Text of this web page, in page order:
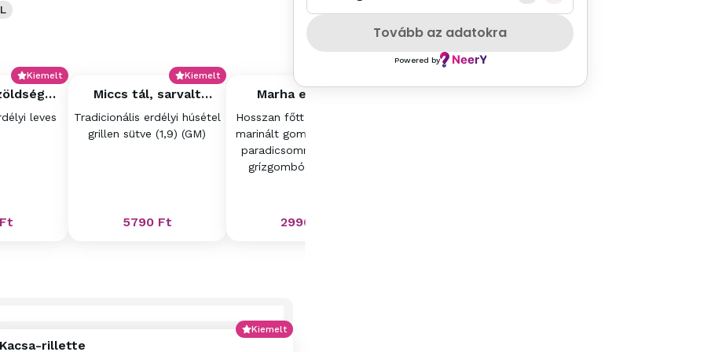
Kiemelt
tálban
leves
Kiemelt
Miccs tál, sarvalt
káposztával, mustárral,
kovászolt zsemlével
Tradicionális erdélyi húsétel
grillen sütve (1,9) (GM)
5790Ft
Marha erőleves
csészében (új)
Hosszan főtt marhacsont,
marinált gombával, aszalt
paradicsommal, kanalas
grízgombóccal (1,3,9)
2990
Kiemelt
rillette
Tovább az adatokra
Powered by